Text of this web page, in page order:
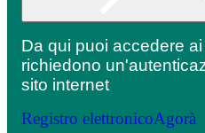
Da qui puoi accedere
richiedono
sito internet
Registro elettronicoAgorà